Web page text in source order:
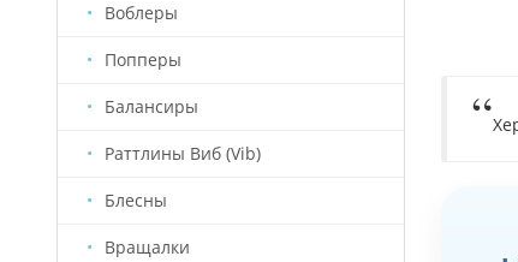
Воблеры
Попперы
Балансиры
Раттлины Виб (Vib)
Блесны
Вращалки